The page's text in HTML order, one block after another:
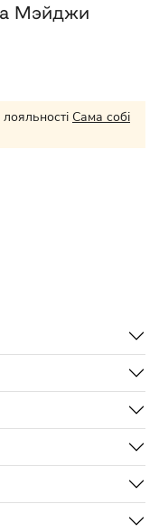
Мэйджи
Сама собі